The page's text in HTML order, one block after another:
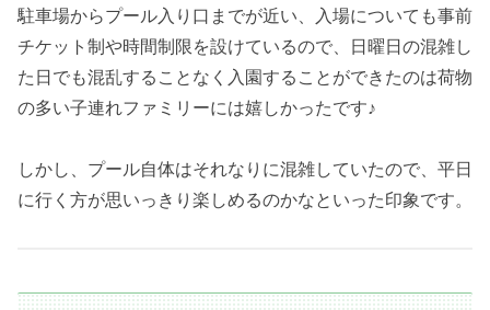
駐車場からプール入り口までが近い、入場についても事前
チケット制や時間制限を設けているので、日曜日の混雑し
た日でも混乱することなく入園することができたのは荷物
の多い子連れファミリーには嬉しかったです♪
しかし、プール自体はそれなりに混雑していたので、平日
に行く方が思いっきり楽しめるのかなといった印象です。